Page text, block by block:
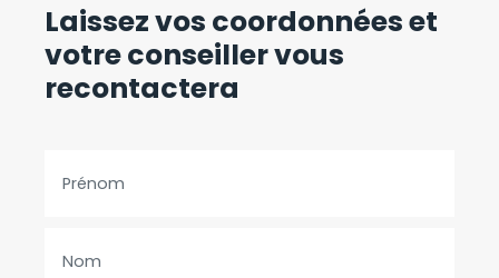
Laissez vos coordonnéeset
votre conseiller vous
recontactera
Prénom
Nom